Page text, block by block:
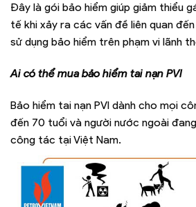
Đây là gói bảo hiểm giúp giảm thiểu
tế khi xảy ra các vấn đề liên quan
sử dụng bảo hiểm trên phạm vi lãnh
Ai có thể mua bảo hiểm tai nạn PVI
Bảo hiểm tai nạn PVI dành cho mọi
đến 70 tuổi và người nước ngoài
công tác tại Việt Nam.